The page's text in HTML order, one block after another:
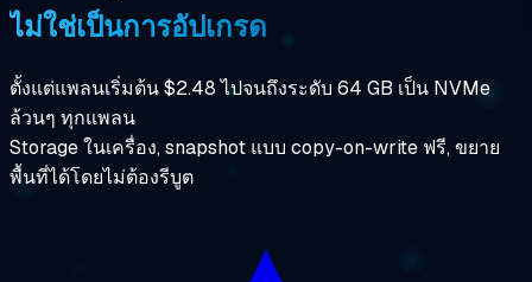
ไม่ใช่เป็นการอัปเกรด
ตั้งแต่แพลนเริ่มต้น $2.48 ไปจนถึงระดับ 64 GB เป็น NVMe
ล้วนๆ ทุกแพลน
Storage ในเครื่อง, snapshot แบบ copy-on-write ฟรี, ขยาย
พื้นที่ได้โดยไม่ต้องรีบูต